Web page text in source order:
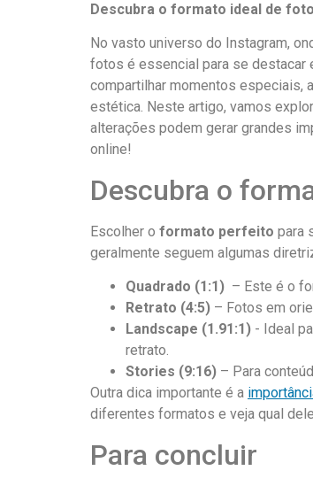
Descubra⁤ o formato ideal de
No vasto⁤ universo do​ Instagram,
⁤fotos ⁢é essencial⁣ para⁢ se destacar
compartilhar momentos especiais,
estética. Neste artigo, vamos
alterações podem gerar grandes
online!
Descubra o
Escolher​ o formato perfeito ‍para
geralmente⁣ seguem ‍algumas
Quadrado ⁣(1:1)
– Este é ⁤o
Retrato (4:5) – Fotos⁤ em
Landscape (1.91:1) ‌- Ideal
retrato.
Stories (9:16) – Para
Outra dica importante é a
diferentes formatos e ⁣veja qual
Para concluir